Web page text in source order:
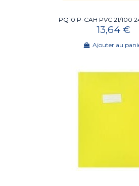
PQ10 P-CAH PVC 21/100
13,64 €
Ajouter au